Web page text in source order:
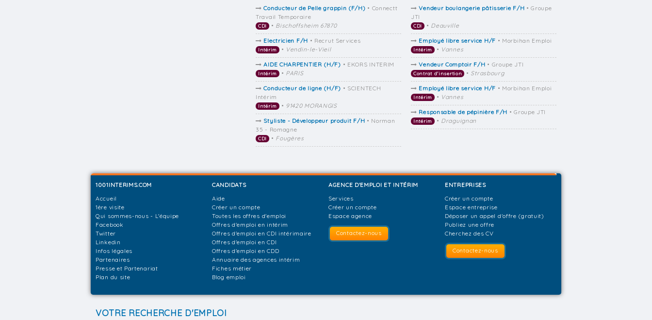
Vendeur boulangerie pâtisserie F/H • Groupe
JTI
CDI • Deauville
Employé libre service H/F • Morbihan Emploi
Intérim • Vannes
Vendeur Comptoir F/H • Groupe JTI
Contrat d'insertion • Strasbourg
Employé libre service H/F • Morbihan Emploi
Intérim • Vannes
Responsable de pépinière F/H • Groupe JTI
Intérim • Draguignan
Conducteur de Pelle grappin (F/H) • Connectt
Travail Temporaire
CDI • Bischoffsheim 67870
Electricien F/H • Recrut Services
Intérim • Vendin-le-Vieil
AIDE CHARPENTIER (H/F) • EKORS INTERIM
Intérim • PARIS
Conducteur de ligne (H/F) • SCIENTECH
Intérim
Intérim • 91420 MORANGIS
Styliste - Développeur produit F/H • Norman
35 - Romagne
CDI • Fougères
1001INTERIMS.COM
Accueil
1ère visite
Qui sommes-nous - L'équipe
Facebook
Twitter
Linkedin
Infos légales
Partenaires
Presse et Partenariat
Plan du site
CANDIDATS
Aide
Créer un compte
Toutes les offres d'emploi
Offres d'emploi en intérim
Offres d'emploi en CDI intérimaire
Offres d'emploi en CDI
Offres d'emploi en CDD
Annuaire des agences intérim
Fiches métier
Blog emploi
AGENCE D'EMPLOI ET INTÉRIM
Services
Créer un compte
Espace agence
Contactez-nous
ENTREPRISES
Créer un compte
Espace entreprise
Déposer un appel d'offre (gratuit)
Publiez une offre
Cherchez des CV
Contactez-nous
VOTRE RECHERCHE D'EMPLOI